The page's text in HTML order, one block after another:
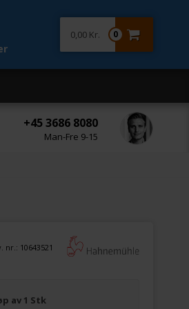
+45 3686 8080
Man-Fre 9-15
0
0,00 Kr.
nr.: 10643521
av 1 Stk